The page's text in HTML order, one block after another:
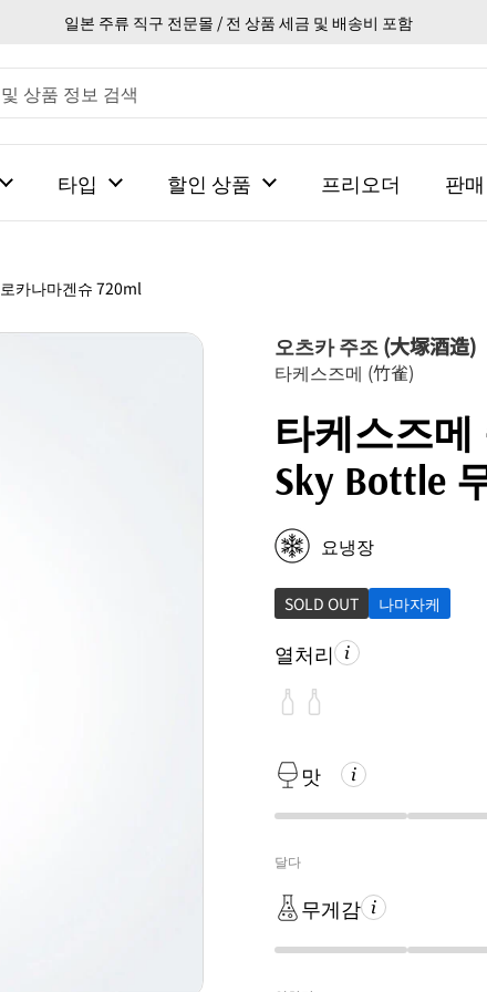
일본 주류 직구 전문몰 / 전 상품 세금 및 배송비 포함
타입 할인 상품 프리오더 판
카나마겐슈 720ml
오츠카 주조 (大塚酒造)
타케스즈메 (竹雀)
타케스즈메
Sky Bottle
요냉장
SOLD OUT 나마자케
열처리
맛
달다
무게감